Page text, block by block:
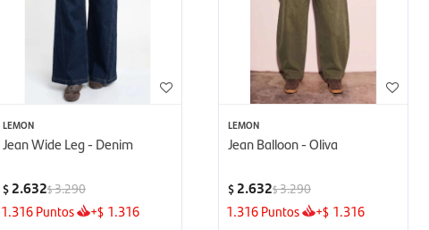
LEMON
Jean Wide Leg - Denim
$2.632$3.290
1.316Puntos +$ 1.316
LEMON
Jean Balloon - Oliva
$2.632$3.290
1.316Puntos +$ 1.316